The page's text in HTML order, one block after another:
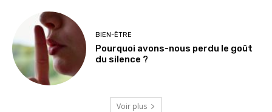
BIEN-ÊTRE
Pourquoi avons-nous perdu le goût
du silence ?
Voir plus